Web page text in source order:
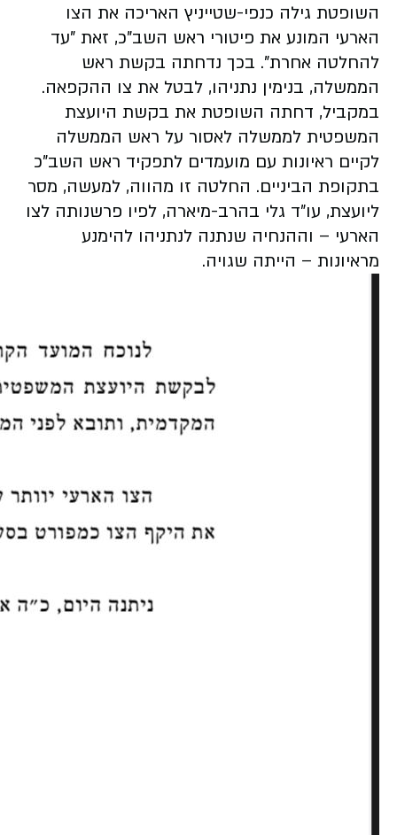
השופטת גילה כנפי-שטייניץ האריכה את הצו
הארעי המונע את פיטורי ראש השב"כ, זאת "עד
להחלטה אחרת". בכך נדחתה בקשת ראש
הממשלה, בנימין נתניהו, לבטל את צו ההקפאה.
במקביל, דחתה השופטת את בקשת היועצת
המשפטית לממשלה לאסור על ראש הממשלה
לקיים ראיונות עם מועמדים לתפקיד ראש השב"כ
בתקופת הביניים. החלטה זו מהווה, למעשה, מסר
ליועצת, עו"ד גלי בהרב-מיארה, לפיו פרשנותה לצו
הארעי – וההנחיה שנתנה לנתניהו להימנע
מראיונות – הייתה שגויה.